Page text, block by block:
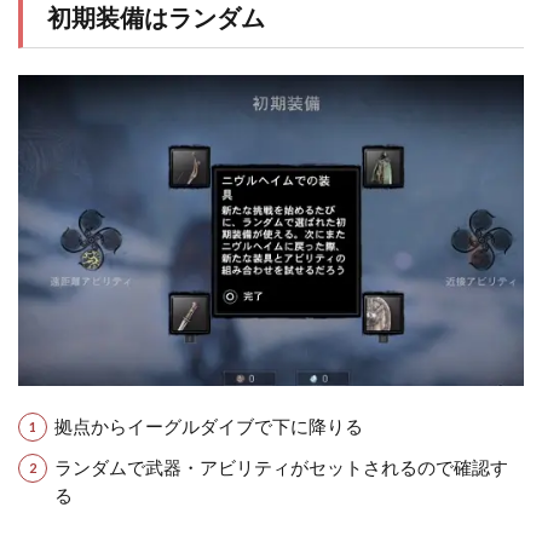
初期装備はランダム
拠点からイーグルダイブで下に降りる
ランダムで武器・アビリティがセットされるので確認す
る